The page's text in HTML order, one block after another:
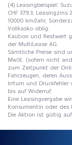
(4) Leasingbeispiel:
CHF 379.3,
10000 km/Jahr,
Vollkasko oblig.
Kaution und Restwert
der MultiLease AG.
Sämtliche Preise sind
MwSt. (sofern nicht
zum Zeitpunkt der
Fahrzeugen, deren
Irrtum und Druckfehler
bis auf Widerruf.
Eine Leasingvergabe
Konsumentin oder des
Die Aktion ist gültig auf